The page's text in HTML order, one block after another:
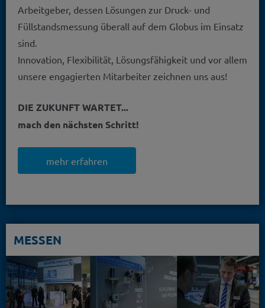
Arbeitgeber, dessen Lösungen zur Druck- und
Füllstandsmessung überall auf dem Globus im Einsatz
sind.
Innovation, Flexibilität, Lösungsfähigkeit und vor allem
unsere engagierten Mitarbeiter zeichnen uns aus!
DIE ZUKUNFT WARTET...
mach den nächsten Schritt!
mehr erfahren
MESSEN